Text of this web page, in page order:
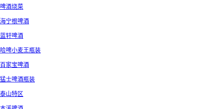
啤酒烧菜
海宁根啤酒
蓝轩啤酒
哈啤小麦王瓶装
百家宝啤酒
猛士啤酒瓶装
泰山特区